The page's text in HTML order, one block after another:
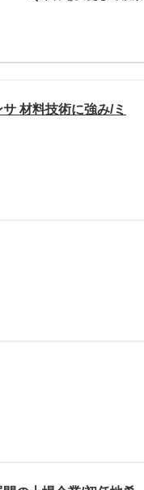
材料技術に強み/ミ